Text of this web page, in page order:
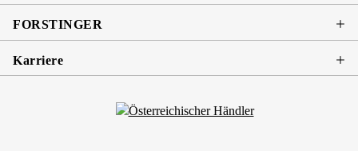
FORSTINGER
Karriere